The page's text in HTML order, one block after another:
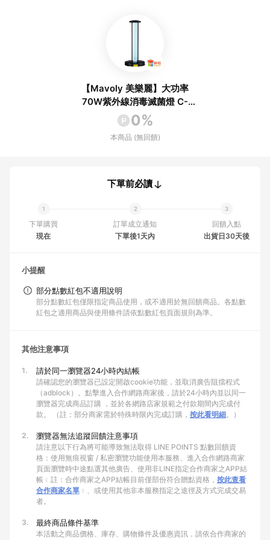
【Mavoly 美樂麗】大功率
70W紫外線消毒滅菌燈 C-
0537(UVC+臭氧 雙效殺菌
版)
0%
本商品 (無回饋)
下單前必讀
下單購買
現在
訂單成立通知
下單後1天內
回饋入點
出貨日30天後
小提醒
部分點數紅包不適用說明
部分點數紅包僅限指定商品使用，或不適用於無回饋商品。各點數
紅包之適用商品與使用條件請依點數紅包頁面規則為準。
其他注意事項
1. 請於同一瀏覽器24小時內結帳
請確認您的瀏覽器已設定開啟cookie功能，並取消廣告阻擋程式
（adblock）。點擊進入合作網路商家後，請於24小時內並以同一
瀏覽器完成商品訂購 ，並於各網路店家規範之付款期間內完成付
款。 （註：部分商家需於特殊時限內完成訂購， 按此看明細。）
2. 瀏覽器無法追蹤回饋注意事項
請注意以下行為將可能導致無法取得 LINE POINTS 點數回饋資
格：使用無痕視窗 / 私密瀏覽功能使用本服務、進入合作網路商家
頁面瀏覽時中途點選其他廣告、使用非LINE指定合作商家之APP結
帳﹙註：合作商家之APP結帳目前僅部份符合贈點資格， 按此查看
合作商家名單 ﹚、或使用其他非本服務指定之途徑及方式完成交易
者。
3. 最終商品條件基準
本活動之商品價格、庫存、購物條件及優惠資訊，請依合作商家的